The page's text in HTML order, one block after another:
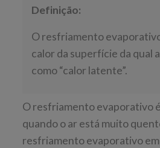
Definição:
O resfriamento
calor da superfície da qual
como “calor latente”.
O resfriamento evaporativo
quando o ar está muito
resfriamento evaporativo